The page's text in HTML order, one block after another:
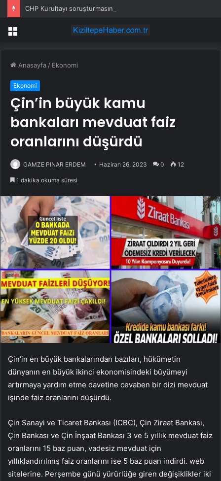
Menü
Anasayfa / Ekonomi
Ekonomi
Çin’in büyük kamu
bankaları mevduat faiz
oranlarını düşürdü
GAMZE PINAR ERDEM Haziran 26, 2023 0 12
1 dakika okuma süresi
Çin’in en büyük bankalarından bazıları, hükümetin
dünyanın en büyük ikinci ekonomisindeki büyümeyi
artırmaya yardım etme davetine cevaben bir dizi mevduat
işinde faiz oranlarını düşürdü.
Çin Sanayi ve Ticaret Bankası (ICBC), Çin Ziraat Bankası,
Çin Bankası ve Çin İnşaat Bankası 3 ve 5 yıllık mevduat faiz
oranlarını 15 baz puan, vadesiz mevduat için
yıllıklandırılmış faiz oranlarını ise 5 baz puan indirdi. web
sitelerine. Perşembe günü yürürlüğe giren değişiklikler iki